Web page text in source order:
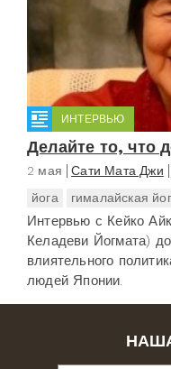
ИНТЕРВЬЮ
Делайте то, что
2 мая Сати Мата Джи
йога
гималайская
Интервью с Кейко
Келадеви Йогмата)
влиятельного
людей Японии.